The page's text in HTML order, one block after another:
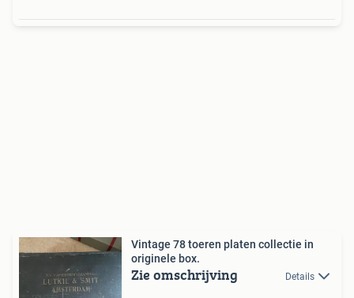
Vintage 78 toeren platen collectie in
originele box.
Zie omschrijving Details